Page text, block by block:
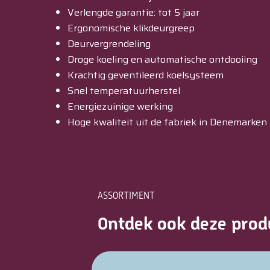
Verlengde garantie: tot 5 jaar
Ergonomische klikdeurgreep
Deurvergrendeling
Droge koeling en automatische ontdooiing
Krachtig geventileerd koelsysteem
Snel temperatuurherstel
Energiezuinige werking
Hoge kwaliteit uit de fabriek in Denemarken
ASSORTIMENT
Ontdek ook deze